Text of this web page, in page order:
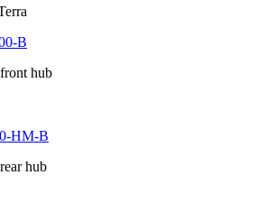
B
hub
HM-B
hub